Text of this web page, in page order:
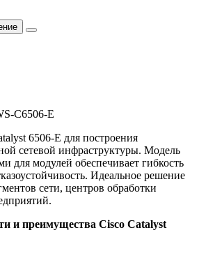
C6506-E
6506-E для построения
сетевой инфраструктуры. Модель
для модулей обеспечивает гибкость
Идеальное решение
сети, центров обработки
и преимущества Cisco Catalyst